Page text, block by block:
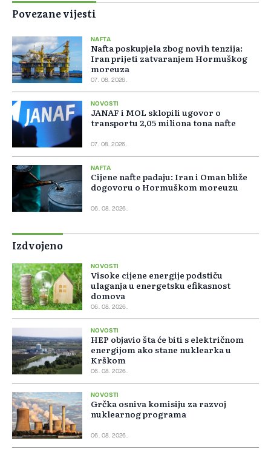
Povezane vijesti
NAFTA
Nafta poskupjela zbog novih tenzija:
Iran prijeti zatvaranjem Hormuškog
moreuza
07. 08. 2026.
NOVOSTI
JANAF i MOL sklopili ugovor o
transportu 2,05 miliona tona nafte
07. 08. 2026.
NAFTA
Cijene nafte padaju: Iran i Oman bliže
dogovoru o Hormuškom moreuzu
06. 08. 2026.
Izdvojeno
NOVOSTI
Visoke cijene energije podstiču
ulaganja u energetsku efikasnost
domova
06. 08. 2026.
NOVOSTI
HEP objavio šta će biti s električnom
energijom ako stane nuklearka u
Krškom
06. 08. 2026.
NOVOSTI
Grčka osniva komisiju za razvoj
nuklearnog programa
06. 08. 2026.